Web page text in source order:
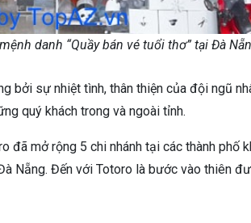
danh “Quầy bán vé tuổi thơ” tại Đà
bởi sự nhiệt tình, thân thiện của đội ngũ
quý khách trong và ngoài tỉnh.
đã mở rộng 5 chi nhánh tại các thành phố
Nẵng. Đến với Totoro là bước vào thiên